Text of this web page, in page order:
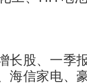
股、一季
海信家电、